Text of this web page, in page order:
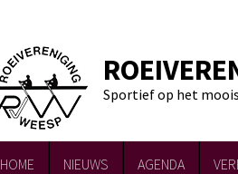
Sportief op het
HOME NIEUWS AGENDA